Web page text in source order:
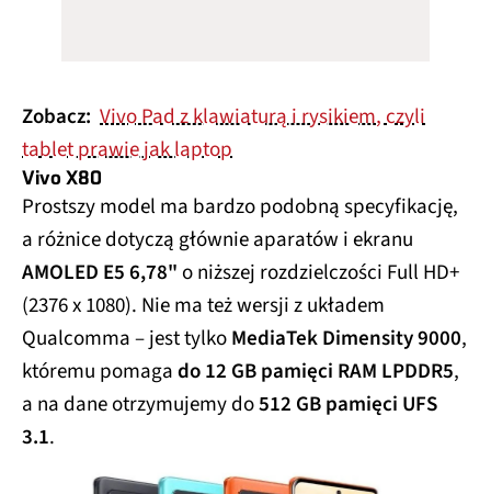
Zobacz: Vivo Pad z klawiaturą i rysikiem, czyli
tablet prawie jak laptop
Vivo X80
Prostszy model ma bardzo podobną specyfikację,
a różnice dotyczą głównie aparatów i ekranu
AMOLED E5 6,78"o niższej rozdzielczości Full HD+
(2376 x 1080). Nie ma też wersji z układem
Qualcomma – jest tylkoMediaTek Dimensity 9000,
któremu pomagado 12 GB pamięci RAM LPDDR5,
a na dane otrzymujemy do512 GB pamięci UFS
3.1.